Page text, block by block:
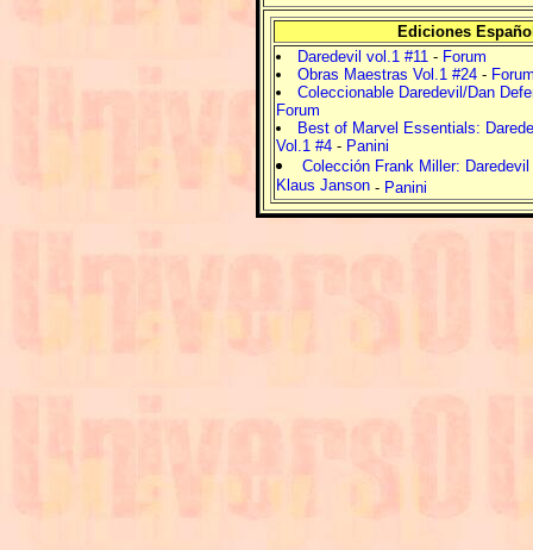
Ediciones
Daredevil vol.1 #11 - Forum
Obras Maestras Vol.1 #24 -
Coleccionable Daredevil/Dan
Forum
Best of Marvel Essentials:
Vol.1 #4 - Panini
Colección Frank Miller:
Klaus Janson - Panini